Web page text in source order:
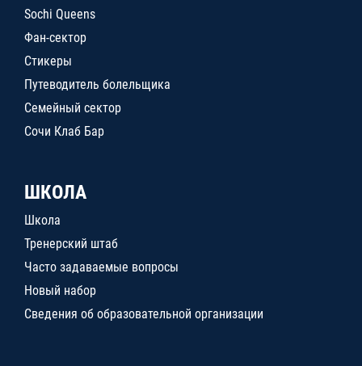
Sochi Queens
Фан-сектор
Стикеры
Путеводитель болельщика
Семейный сектор
Сочи Клаб Бар
ШКОЛА
Школа
Тренерский штаб
Часто задаваемые вопросы
Новый набор
Сведения об образовательной организации